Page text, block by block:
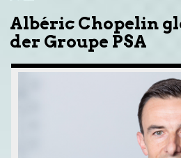
Albéric Chopelin
der Groupe PSA